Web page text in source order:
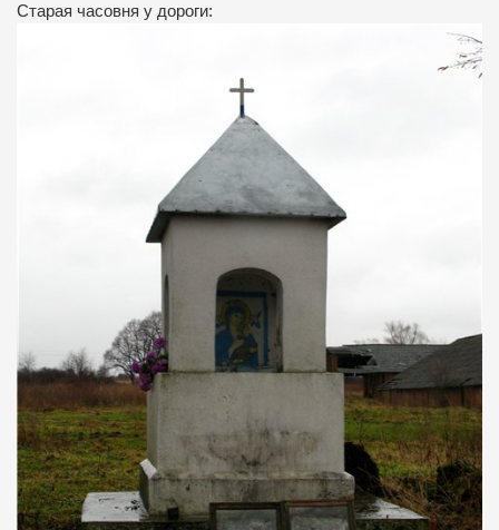
Старая часовня у дороги: